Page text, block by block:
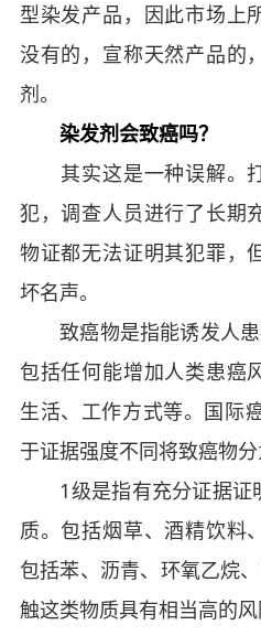
型染发产品，因此市场上
没有的，宣称天然产品的
剂。
染发剂会致癌吗？
其实这是一种误解。
犯，调查人员进行了长期
物证都无法证明其犯罪，
坏名声。
致癌物是指能诱发人患
包括任何能增加人类患癌
生活、工作方式等。国际
于证据强度不同将致癌物分
1级是指有充分证据证
质。包括烟草、酒精饮料
包括苯、沥青、环氧乙烷
触这类物质具有相当高的风